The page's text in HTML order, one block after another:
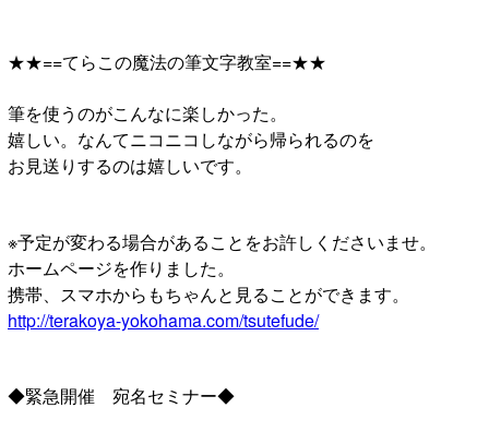
★★==てらこの魔法の筆文字教室==★★
筆を使うのがこんなに楽しかった。
嬉しい。なんてニコニコしながら帰られるのを
お見送りするのは嬉しいです。
※予定が変わる場合があることをお許しくださいませ。
ホームページを作りました。
携帯、スマホからもちゃんと見ることができます。
http://terakoya-yokohama.com/tsutefude/
◆緊急開催 宛名セミナー◆